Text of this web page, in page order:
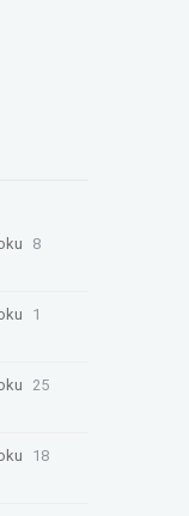
8
1
25
18